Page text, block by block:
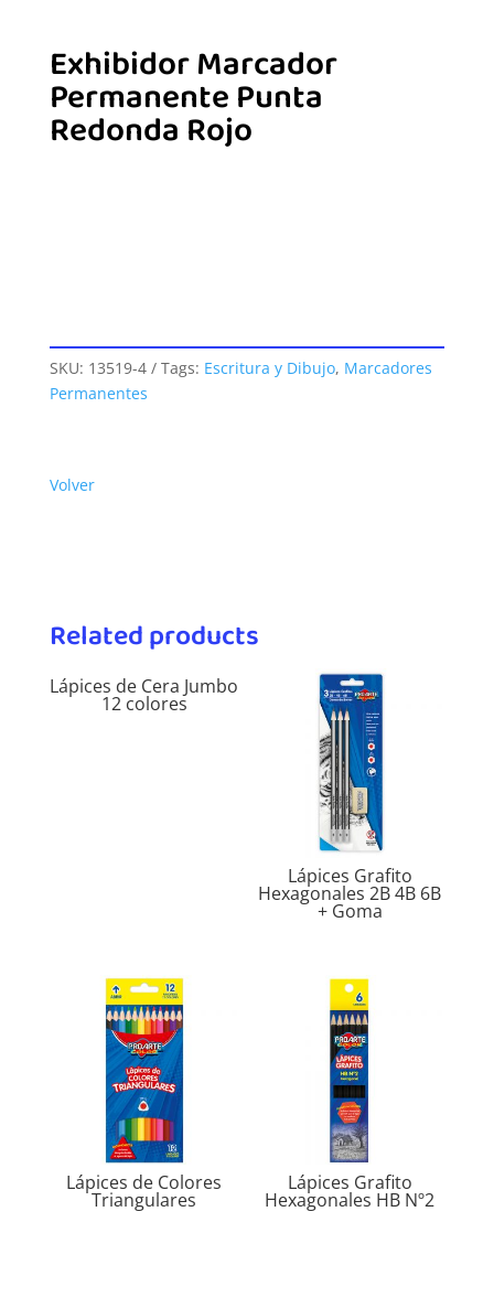
Exhibidor Marcador
Permanente Punta
Redonda Rojo
SKU: 13519-4 Tags: Escritura y Dibujo, Marcadores
Permanentes
Volver
Related products
Lápices de Cera Jumbo
12 colores
Lápices Grafito
Hexagonales 2B 4B 6B
+ Goma
Lápices de Colores
Triangulares
Lápices Grafito
Hexagonales HB Nº2